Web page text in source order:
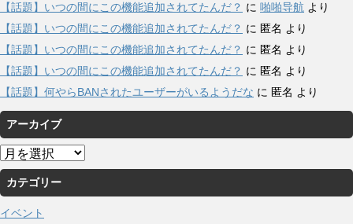
【話題】いつの間にこの機能追加されてたんだ？ に 啪啪导航 より
【話題】いつの間にこの機能追加されてたんだ？ に 匿名 より
【話題】いつの間にこの機能追加されてたんだ？ に 匿名 より
【話題】いつの間にこの機能追加されてたんだ？ に 匿名 より
【話題】何やらBANされたユーザーがいるようだな に 匿名 より
アーカイブ
ア
ー
カ
イ
ブ
カテゴリー
イベント